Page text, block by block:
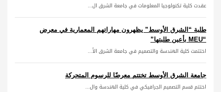
عقدت كلية تكنولوجيا المعلومات في جامعة الشرق ال...
طلبة “الشرق الأوسط” يظهرون مهاراتهم المعمارية في معرض
“MEU بأعين طلبتها”
اختتمت كلية الهندسة والتصميم في جامعة الشرق الأ...
جامعة الشرق الأوسط تختتم معرضًا للرسوم المتحركة
اختتم قسم التصميم الجرافيكي في كلية الهندسة وال...